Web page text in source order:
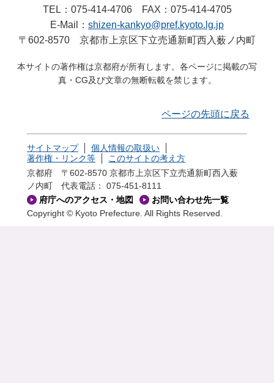
TEL：075-414-4706 FAX：075-414-4705
E-Mail： shizen-kankyo@pref.kyoto.lg.jp
〒602-8570 京都市上京区下立売通新町西入薮ノ内町
本サイトの著作権は京都府が所有します。各ページに掲載の写
真・CG及び文章の無断転載を禁じます。
ページの先頭に戻る
サイトマップ
個人情報の取扱い
著作権・リンク等
このサイトの考え方
京都府 〒602-8570 京都市上京区下立売通新町西入薮
ノ内町
代表電話： 075-451-8111
府庁へのアクセス・地図
お問い合わせ先一覧
Copyright © Kyoto Prefecture. All Rights Reserved.